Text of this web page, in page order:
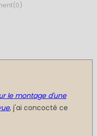
le montage d'une
, j'ai concocté ce